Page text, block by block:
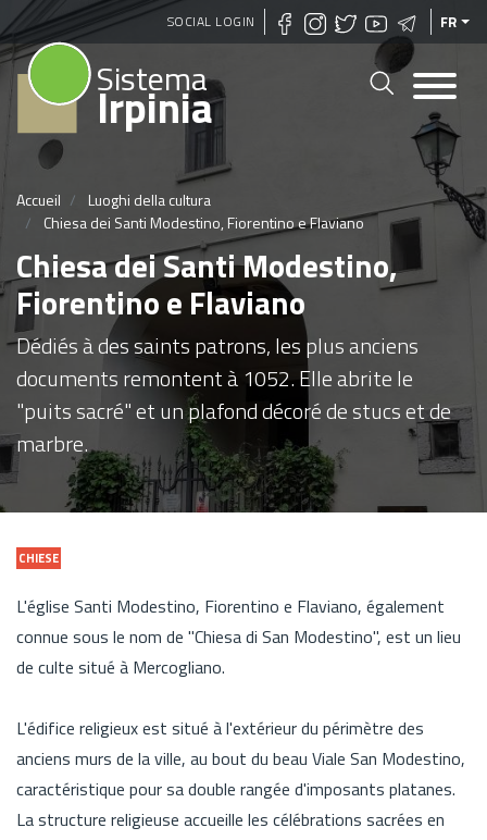
Aller
au
SOCIAL LOGIN FR
Sistema
Irpinia
Accueil
Luoghi della cultura
Chiesa dei Santi Modestino, Fiorentino e Flaviano
Chiesa dei Santi Modestino,
Fiorentino e Flaviano
Dédiés à des saints patrons, les plus anciens
documents remontent à 1052. Elle abrite le
"puits sacré" et un plafond décoré de stucs et de
marbre.
CHIESE
L'église Santi Modestino, Fiorentino e Flaviano, également
connue sous le nom de "Chiesa di San Modestino", est un lieu
de culte situé à Mercogliano.
L'édifice religieux est situé à l'extérieur du périmètre des
anciens murs de la ville, au bout du beau Viale San Modestino,
caractéristique pour sa double rangée d'imposants platanes.
La structure religieuse accueille les célébrations sacrées en